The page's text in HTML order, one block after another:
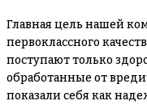
Главная цель нашей
первоклассного
поступают только
обработанные от
показали себя как